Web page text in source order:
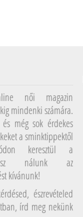
női magazin
mindenki számára.
és még sok érdekes
a sminktippektől
keresztül a
nálunk az
kívánunk!
észrevételed
írd meg nekünk